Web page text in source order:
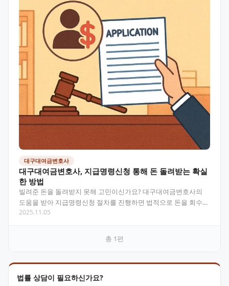
대구대여금변호사
대구대여금변호사, 지급명령신청 통해 돈 돌려받는 확실
한 방법
빌려준 돈을 돌려받지 못해 고민이신가요? 대구대여금변호사의
도움을 받아 지급명령신청 절차를 진행하면 법적으로 돈을 회수할
수 있어요. 이 글에서는 대여금 회수를 위한 법적 절차와…
2025.11.05
총 1편
법률 상담이 필요하신가요?